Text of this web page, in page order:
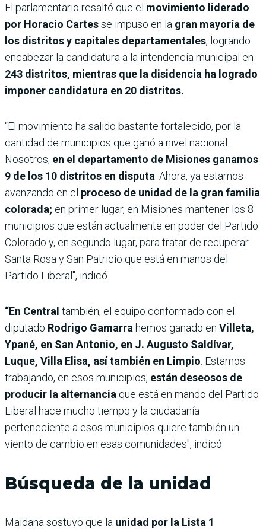
El parlamentario resaltó que el movimiento liderado
por Horacio Cartesse impuso en la gran mayoría de
los distritos y capitales departamentales, logrando
encabezar la candidatura a la intendencia municipal en
243 distritos, mientras que la disidencia ha logrado
imponer candidatura en 20 distritos.
“El movimiento ha salido bastante fortalecido, por la
cantidad de municipios que ganó a nivel nacional.
Nosotros, en el departamento de Misiones ganamos
9 de los 10 distritos en disputa . Ahora, ya estamos
avanzando en el proceso de unidad de la gran familia
colorada; en primer lugar, en Misiones mantener los 8
municipios que están actualmente en poder del Partido
Colorado y, en segundo lugar, para tratar de recuperar
Santa Rosa y San Patricio que está en manos del
Partido Liberal", indicó.
“En Central también, el equipo conformado con el
diputado Rodrigo Gamarra hemos ganado en Villeta,
Ypané, en San Antonio, en J. Augusto Saldívar,
Luque, Villa Elisa, así también en Limpio . Estamos
trabajando, en esos municipios, están deseosos de
producir la alternancia que está en mando del Partido
Liberal hace mucho tiempo y la ciudadanía
perteneciente a esos municipios quiere también un
viento de cambio en esas comunidades", indicó.
Búsqueda de la unidad
Maidana sostuvo que la unidad por la Lista 1